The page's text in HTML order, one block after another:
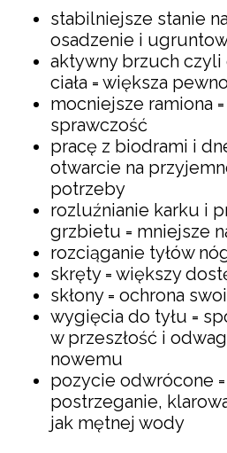
stabilniejsze stanie
osadzenie i
aktywny brzuch
ciała = większa
mocniejsze ramiona
sprawczość
pracę z biodrami i
otwarcie na
potrzeby
rozluźnianie karku i
grzbietu = mniejsze
rozciąganie tyłów
skręty = większy
skłony = ochrona
wygięcia do tyłu =
w przeszłość i
nowemu
pozycie odwrócone
postrzeganie,
jak mętnej wody